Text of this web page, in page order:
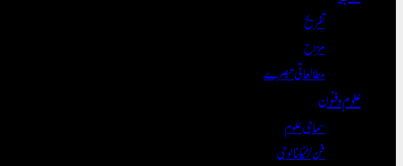
تفریح
مزاح
مطالعاتی تبصرے
علوم و فنون
سماجی علوم
فن/ٹیکنالوجی